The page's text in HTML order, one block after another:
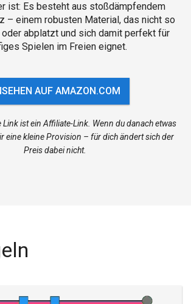
ist: Es besteht aus stoßdämpfendem
– einem robusten Material, das nicht so
abplatzt und sich damit perfekt für
Spielen im Freien eignet.
AUF AMAZON.COM
Link ist ein Affiliate-Link. Wenn du danach etwas
eine kleine Provision – für dich ändert sich der
Preis dabei nicht.